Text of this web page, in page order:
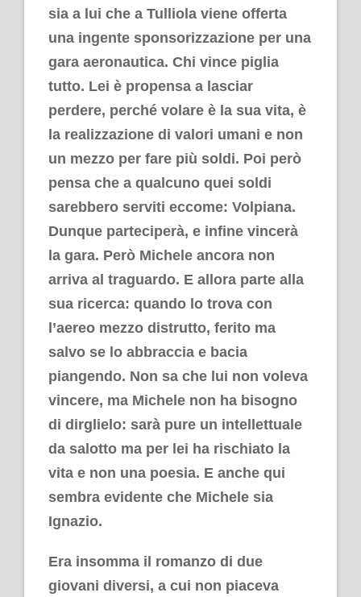
sia a lui che a Tulliola viene offerta
una ingente sponsorizzazione per una
gara aeronautica. Chi vince piglia
tutto. Lei è propensa a lasciar
perdere, perché volare è la sua vita, è
la realizzazione di valori umani e non
un mezzo per fare più soldi. Poi però
pensa che a qualcuno quei soldi
sarebbero serviti eccome: Volpiana.
Dunque parteciperà, e infine vincerà
la gara. Però Michele ancora non
arriva al traguardo. E allora parte alla
sua ricerca: quando lo trova con
l’aereo mezzo distrutto, ferito ma
salvo se lo abbraccia e bacia
piangendo. Non sa che lui non voleva
vincere, ma Michele non ha bisogno
di dirglielo: sarà pure un intellettuale
da salotto ma per lei ha rischiato la
vita e non una poesia. E anche qui
sembra evidente che Michele sia
Ignazio.
Era insomma il romanzo di due
giovani diversi, a cui non piaceva